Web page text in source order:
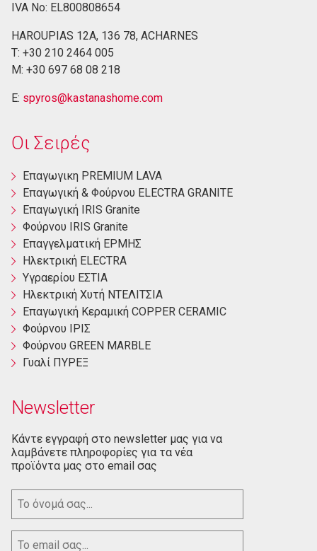
IVA No: EL800808654
HAROUPIAS 12Α, 136 78, ACHARNES
Τ: +30 210 2464 005
M: +30 697 68 08 218
E: spyros@kastanashome.com
Οι Σειρές
Eπαγωγικη PREMIUM LAVA
Eπαγωγική & Φούρνου ELECTRA GRANITE
Επαγωγική ΙRIS Granite
Φούρνου ΙRIS Granite
Επαγγελματική ΕΡΜΗΣ
Ηλεκτρική ΕLECTRA
Yγραερίου ΕΣΤΙΑ
Ηλεκτρική Χυτή ΝΤΕΛΙΤΣΙΑ
Επαγωγική Κεραμική COPPER CERAMIC
Φούρνου ΙΡΙΣ
Φούρνου GREEN MARBLE
Γυαλί ΠΥΡΕΞ
Newsletter
Κάντε εγγραφή στο newsletter μας για να
λαμβάνετε πληροφορίες για τα νέα
προϊόντα μας στο email σας